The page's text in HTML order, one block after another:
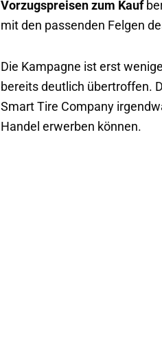
Vorzugspreisen zum Kauf
mit den passenden Felgen
Die Kampagne ist erst
bereits deutlich übertroffen.
Smart Tire Company
Handel erwerben können.